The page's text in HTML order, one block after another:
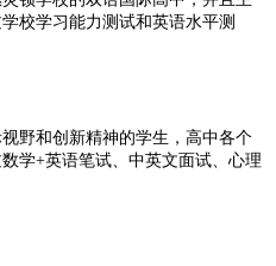
校学习能力测试和英语水平测
野和创新精神的学生，高中各个
学+英语笔试、中英文面试、心理